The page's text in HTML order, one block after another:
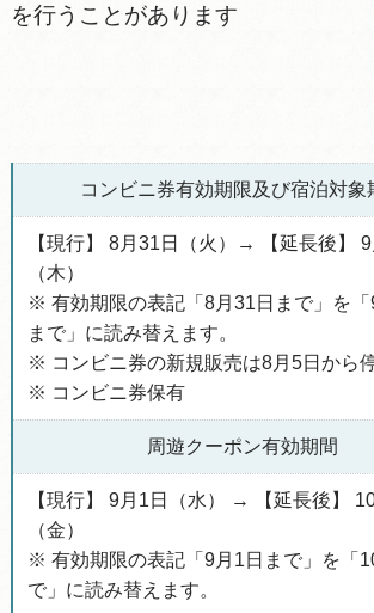
を行うことがあります
コンビニ券有効期限及び宿泊対象
【現行】 8月31日（火）→ 【延長後】 9
（木）
※ 有効期限の表記「8月31日まで」を「
まで」に読み替えます。
※ コンビニ券の新規販売は8月5日から停
※ コンビニ券保有
周遊クーポン有効期間
【現行】 9月1日（水） → 【延長後】
（金）
※ 有効期限の表記「9月1日まで」を「
で」に読み替えます。